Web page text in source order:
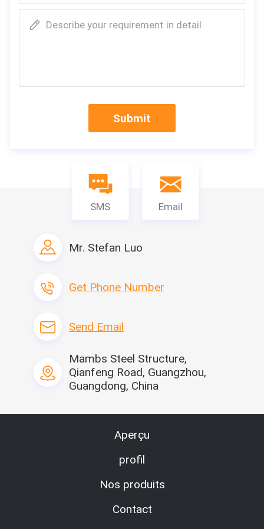
Describe your requirement in detail
Submit
SMS Email
Mr. Stefan Luo
Get Phone Number
Send Email
Mambs Steel Structure,
Qianfeng Road, Guangzhou,
Guangdong, China
Aperçu
profil
Nos produits
Contact